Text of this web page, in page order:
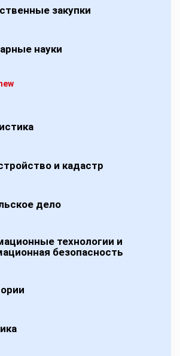
закупки
науки
и кадастр
дело
технологии и
безопасность